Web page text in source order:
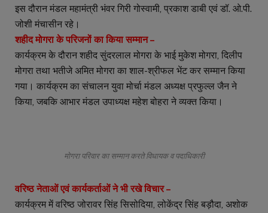
इस दौरान मंडल महामंत्री भंवर गिरी गोस्वामी, प्रकाश डाबी एवं डॉ. ओ.पी.
जोशी मंचासीन रहे।
शहीद मोगरा के परिजनों का किया सम्मान –
कार्यक्रम के दौरान शहीद सुंदरलाल मोगरा के भाई मुकेश मोगरा, दिलीप
मोगरा तथा भतीजे अमित मोगरा का शाल-श्रीफल भेंट कर सम्मान किया
गया। कार्यक्रम का संचालन युवा मोर्चा मंडल अध्यक्ष प्रफुल्ल जैन ने
किया, जबकि आभार मंडल उपाध्यक्ष महेश बोहरा ने व्यक्त किया।
मोगरा परिवार का सम्मान करते विधायक व पदाधिकारी
वरिष्ठ नेताओं एवं कार्यकर्ताओं ने भी रखे विचार –
कार्यक्रम में वरिष्ठ जोरावर सिंह सिसोदिया, लोकेंद्र सिंह बड़ौदा, अशोक